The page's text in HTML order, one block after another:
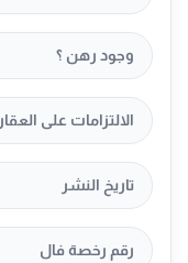
وجود رهن ؟
الالتزامات على العقار
تاريخ النشر
رقم رخصة فال